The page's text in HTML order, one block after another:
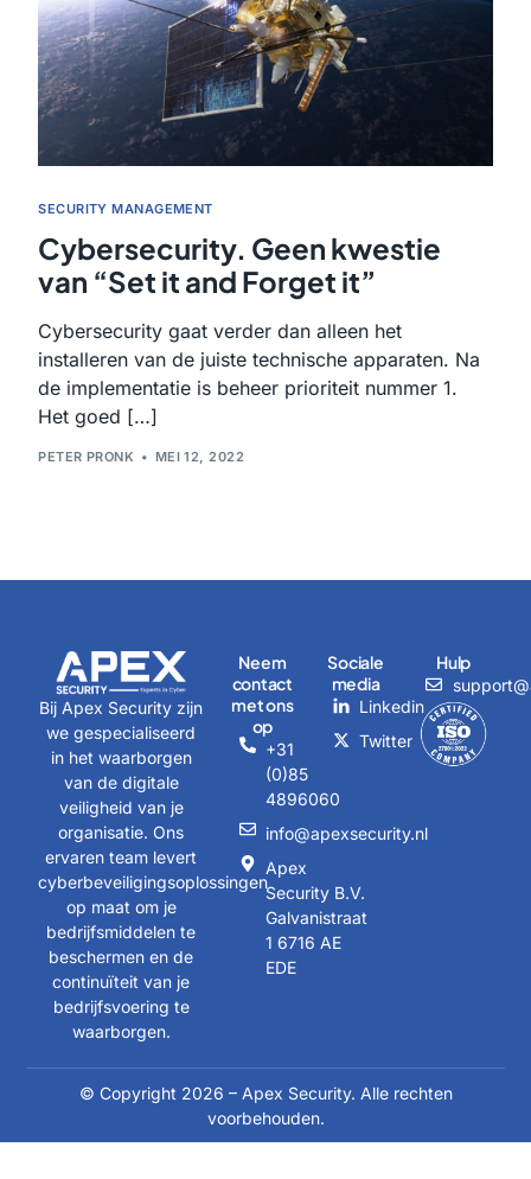
SECURITY MANAGEMENT
Cybersecurity. Geen kwestie
van “Set it and Forget it”
Cybersecurity gaat verder dan alleen het
installeren van de juiste technische apparaten. Na
de implementatie is beheer prioriteit nummer 1.
Het goed […]
PETER PRONK MEI 12, 2022
Bij Apex Security zijn
we gespecialiseerd
in het waarborgen
van de digitale
veiligheid van je
organisatie. Ons
ervaren team levert
cyberbeveiligingsoplossingen
op maat om je
bedrijfsmiddelen te
beschermen en de
continuïteit van je
bedrijfsvoering te
waarborgen.
Neem
contact
met ons
op
+31
(0)85
4896060
info@apexsecurity.nl
Apex
Security B.V.
Galvanistraat
1 6716 AE
EDE
Sociale
media
Linkedin
Twitter
Hulp
© Copyright 2026 – Apex Security. Alle rechten
voorbehouden.